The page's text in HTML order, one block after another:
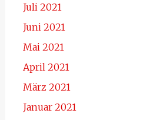
Juli 2021
Juni 2021
Mai 2021
April 2021
März 2021
Januar 2021